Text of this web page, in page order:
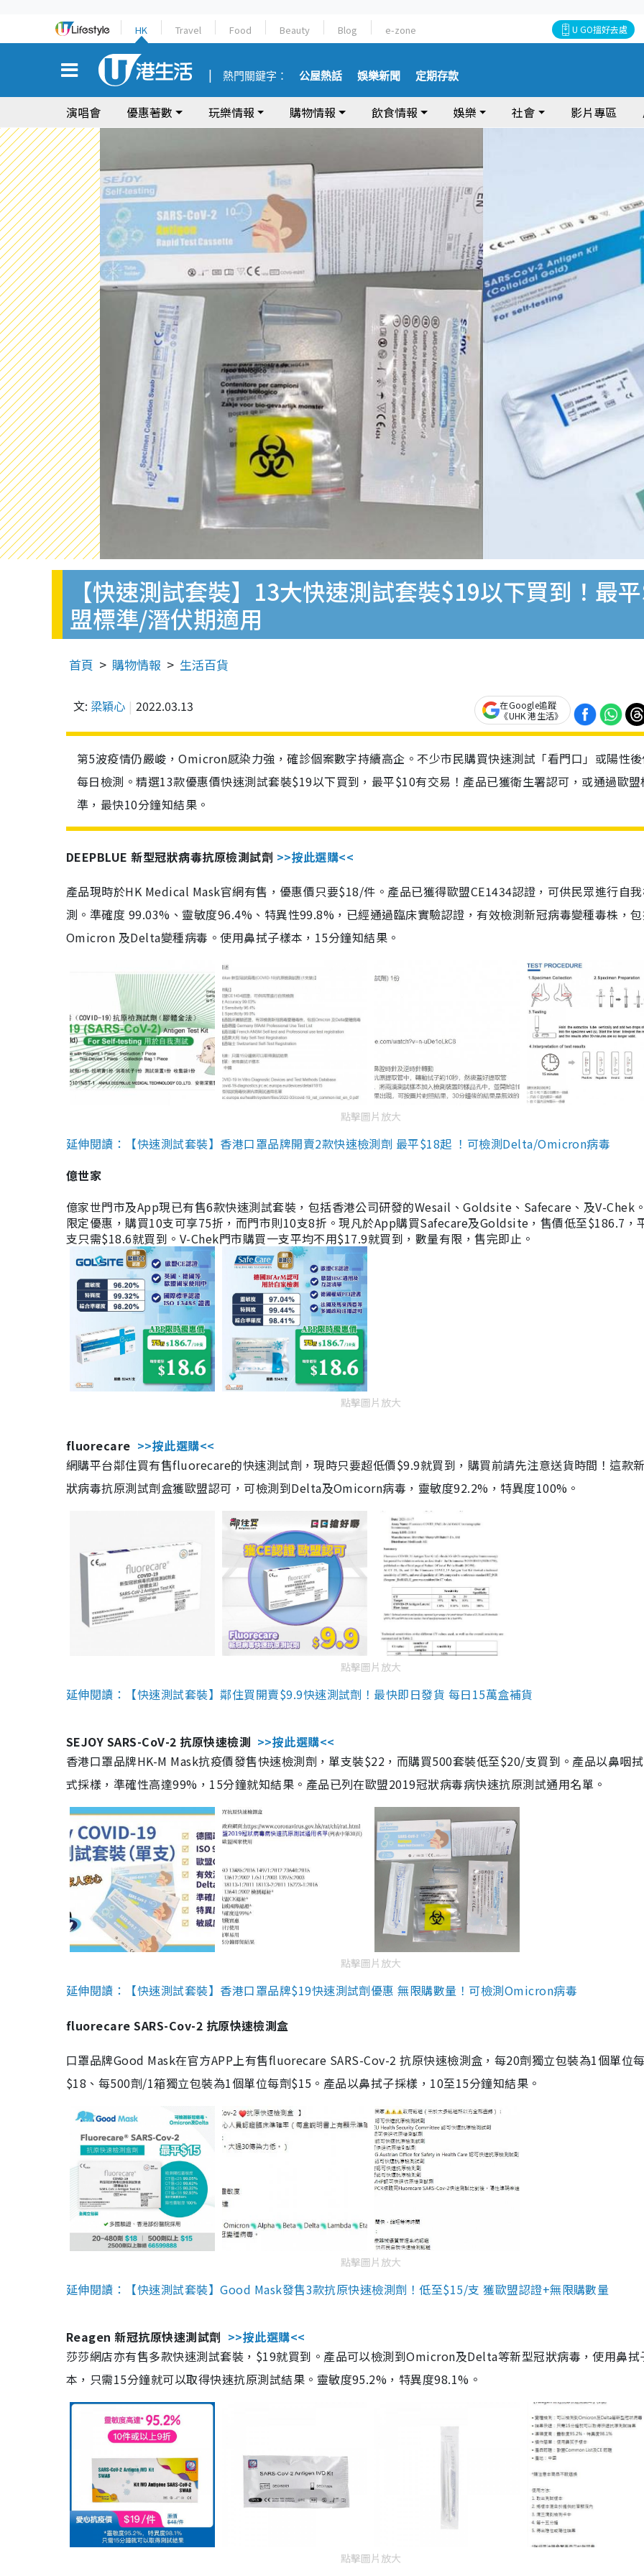
HK Travel Food Beauty Blog e-zone U GO搵好去處
熱門關鍵字： 公屋熱話 娛樂新聞 定期存款
演唱會 優惠著數 玩樂情報 購物情報 飲食情報 娛樂 社會 影片專區
【快速測試套裝】13大快速測試套裝$19以下買到！最
盟標準/潛伏期適用
首頁 購物情報 生活百貨
文: 梁穎心 2022.03.13
在Google追蹤
《UHK 港生活》
第5波疫情仍嚴峻，Omicron感染力強，確診個案數字持續高企。不少市民購買快速測試「看門口」或陽性
每日檢測。精選13款優惠價快速測試套裝$19以下買到，最平$10有交易！產品已獲衛生署認可，或通過歐盟
準，最快10分鐘知結果。
DEEPBLUE 新型冠狀病毒抗原檢測試劑 >>按此選購<<
產品現時於HK Medical Mask官網有售，優惠價只要$18/件。產品已獲得歐盟CE1434認證，可供民眾進行自
測。準確度 99.03%、靈敏度96.4%、特異性99.8%，已經通過臨床實驗認證，有效檢測新冠病毒變種毒株，
Omicron 及Delta變種病毒。使用鼻拭子樣本，15分鐘知結果。
點擊圖片放大
延伸閱讀：【快速測試套裝】香港口罩品牌開賣2款快速檢測劑 最平$18起 ！可檢測Delta/Omicron病毒
億世家
億家世門市及App現已有售6款快速測試套裝，包括香港公司研發的Wesail、Goldsite、Safecare、及V-Chek
限定優惠，購買10支可享75折，而門市則10支8折。現凡於App購買Safecare及Goldsite，售價低至$186.7，
支只需$18.6就買到。V-Chek門市購買一支平均不用$17.9就買到，數量有限，售完即止。
點擊圖片放大
fluorecare >>按此選購<<
網購平台鄰住買有售fluorecare的快速測試劑，現時只要超低價$9.9就買到，購買前請先注意送貨時間！這款
狀病毒抗原測試劑盒獲歐盟認可，可檢測到Delta及Omicorn病毒，靈敏度92.2%，特異度100%。
點擊圖片放大
延伸閱讀：【快速測試套裝】鄰住買開賣$9.9快速測試劑！最快即日發貨 每日15萬盒補貨
SEJOY SARS-CoV-2 抗原快速檢測 >>按此選購<<
香港口罩品牌HK-M Mask抗疫價發售快速檢測劑，單支裝$22，而購買500套裝低至$20/支買到。產品以鼻咽
式採樣，準確性高達99%，15分鐘就知結果。產品已列在歐盟2019冠狀病毒病快速抗原測試通用名單。
點擊圖片放大
延伸閱讀：【快速測試套裝】香港口罩品牌$19快速測試劑優惠 無限購數量！可檢測Omicron病毒
fluorecare SARS-Cov-2 抗原快速檢測盒
口罩品牌Good Mask在官方APP上有售fluorecare SARS-Cov-2 抗原快速檢測盒，每20劑獨立包裝為1個單位
$18、每500劑/1箱獨立包裝為1個單位每劑$15。產品以鼻拭子採樣，10至15分鐘知結果。
點擊圖片放大
延伸閱讀：【快速測試套裝】Good Mask發售3款抗原快速檢測劑！低至$15/支 獲歐盟認證+無限購數量
Reagen 新冠抗原快速測試劑 >>按此選購<<
莎莎網店亦有售多款快速測試套裝，$19就買到。產品可以檢測到Omicron及Delta等新型冠狀病毒，使用鼻拭
本，只需15分鐘就可以取得快速抗原測試結果。靈敏度95.2%，特異度98.1%。
點擊圖片放大